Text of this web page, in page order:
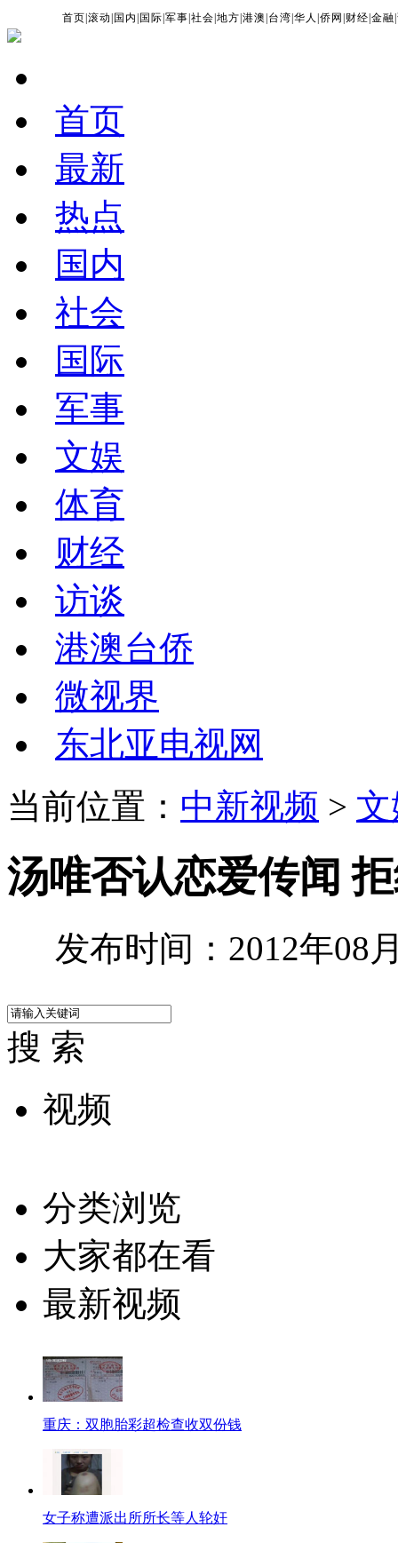
首页 |滚动 国内 国际 |军事 |社会 |地方 |港澳 台湾 |华人 |侨网 财经 |金融 |
首页
最新
热点
国内
社会
国际
军事
文娱
体育
财经
访谈
港澳台侨
微视界
东北亚电视网
当前位置： 中新视频 >
汤唯否认恋爱传闻
发布时间：2012年08
搜 索
视频
分类浏览
大家都在看
最新视频
重庆：双胞胎彩超检查收双份钱
女子称遭派出所所长等人轮奸